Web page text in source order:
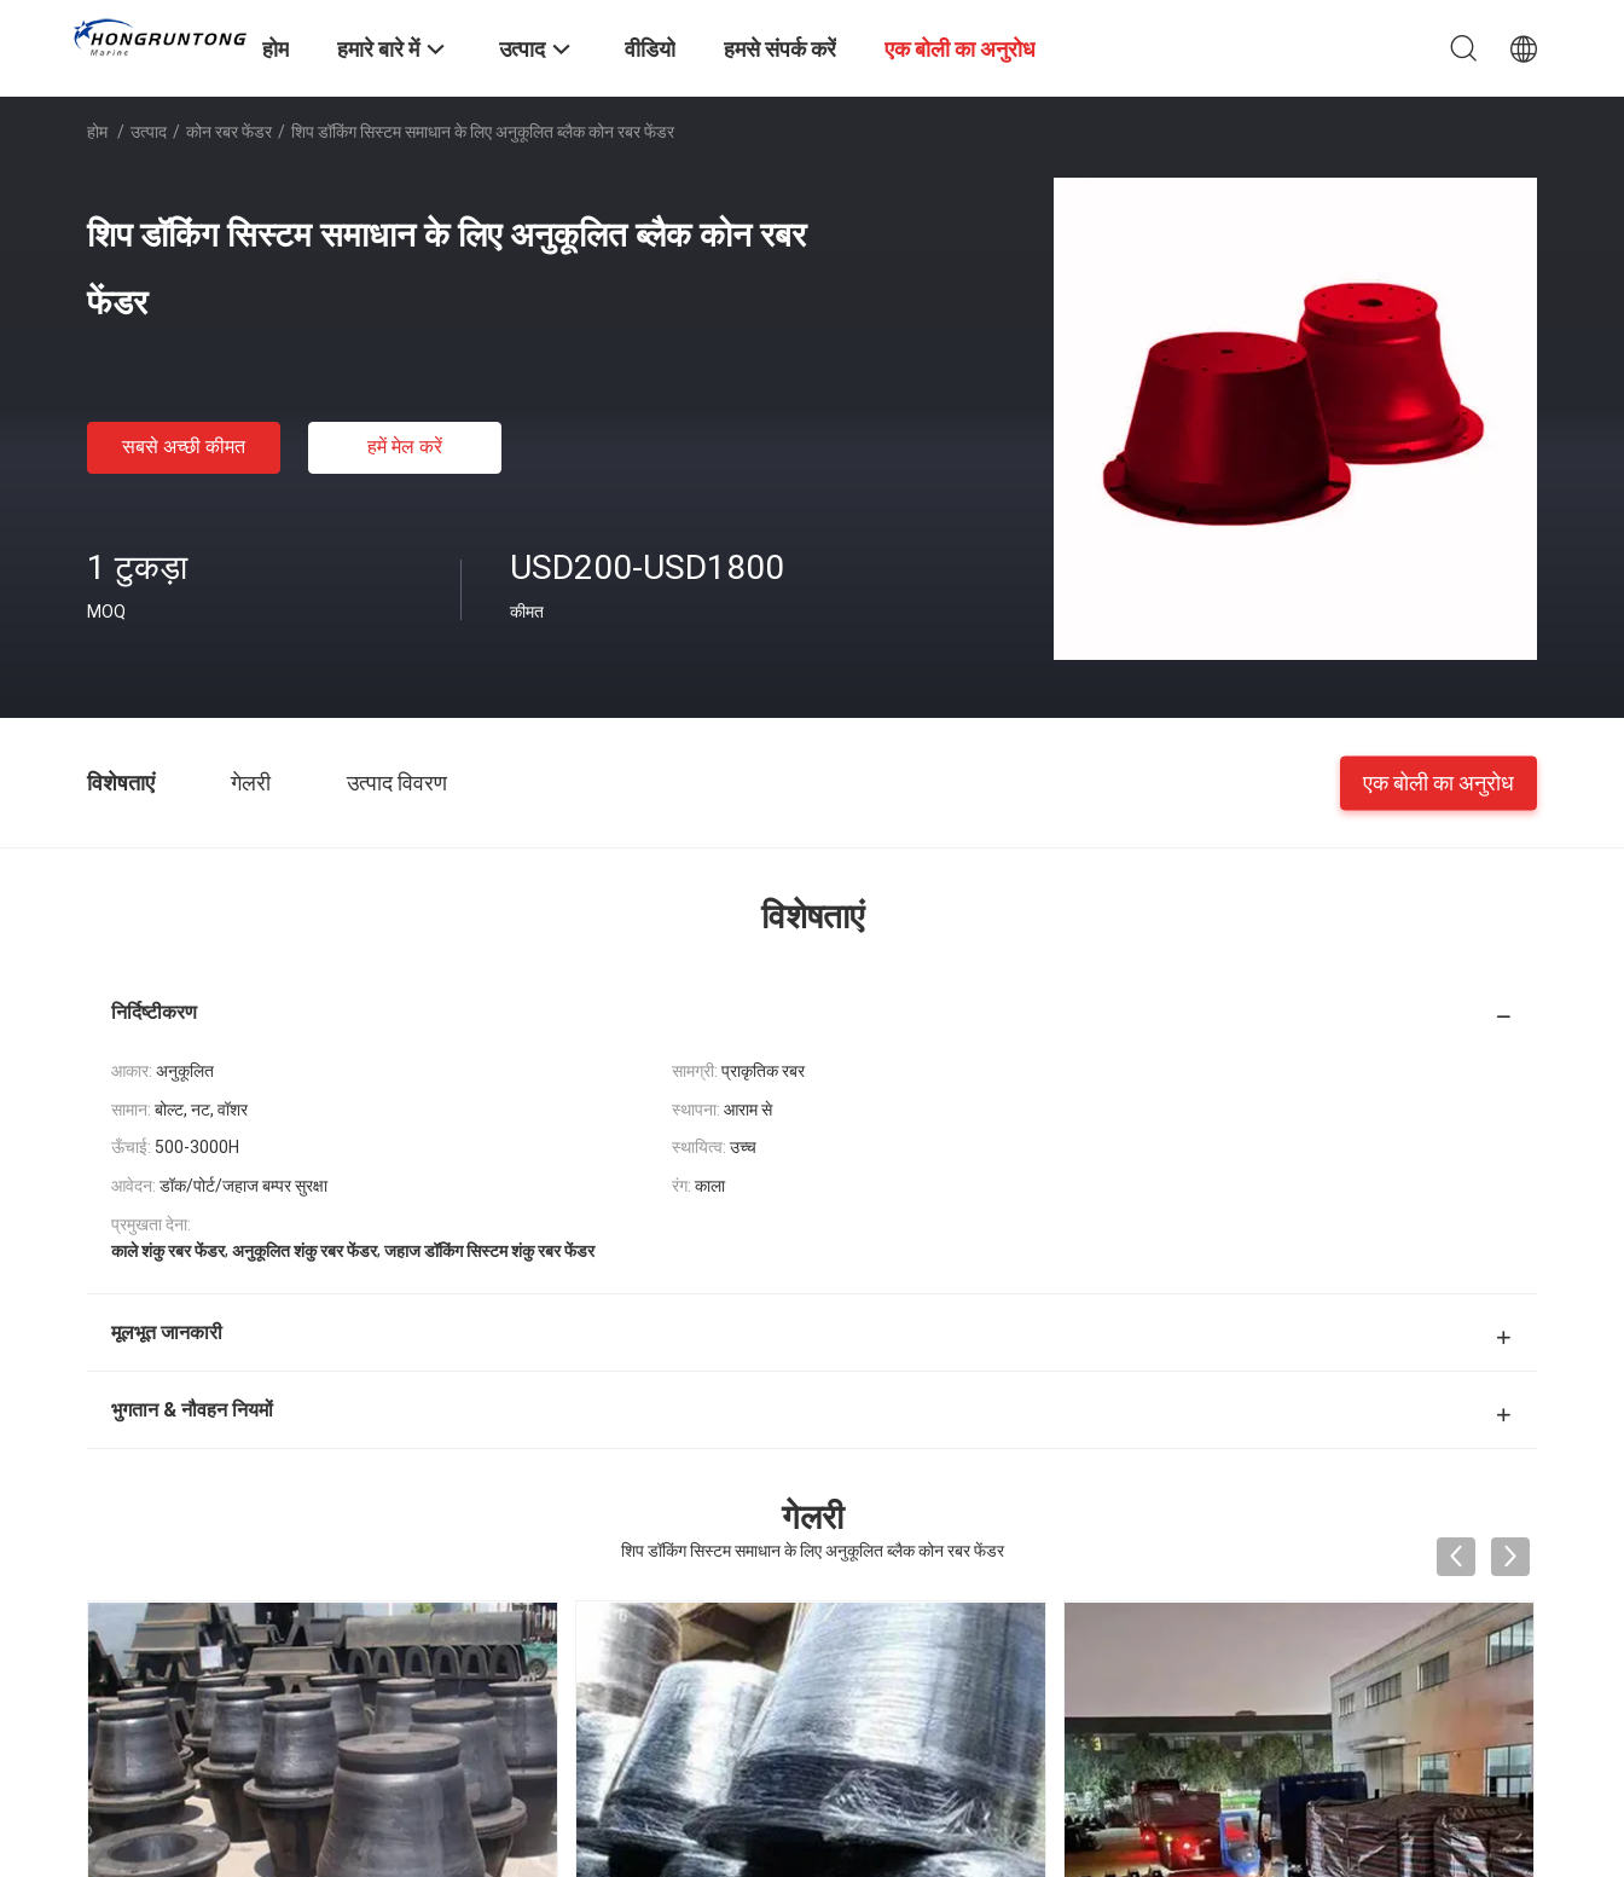
होम हमारे बारे में उत्पाद वीडियो हमसे संपर्क करें एक बोली का अनुरोध
होम / उत्पाद / कोन रबर फेंडर / शिप डॉकिंग सिस्टम समाधान के लिए अनुकूलित ब्लैक कोन रबर फेंडर
शिप डॉकिंग सिस्टम समाधान के लिए अनुकूलित ब्लैक कोन रबर
फेंडर
सबसे अच्छी कीमत हमें मेल करें
1 टुकड़ा
MOQ
USD200-USD1800
कीमत
विशेषताएं गेलरी उत्पाद विवरण एक बोली का अनुरोध
विशेषताएं
निर्दिष्टीकरण
आकार: अनुकूलित सामग्री: प्राकृतिक रबर
सामान: बोल्ट, नट, वॉशर स्थापना: आराम से
ऊँचाई: 500-3000H स्थायित्व: उच्च
आवेदन: डॉक/पोर्ट/जहाज बम्पर सुरक्षा रंग: काला
प्रमुखता देना:
काले शंकु रबर फेंडर, अनुकूलित शंकु रबर फेंडर,जहाज डॉकिंग सिस्टम शंकु रबर फेंडर
मूलभूत जानकारी
भुगतान & नौवहन नियमों
गेलरी
शिप डॉकिंग सिस्टम समाधान के लिए अनुकूलित ब्लैक कोन रबर फेंडर